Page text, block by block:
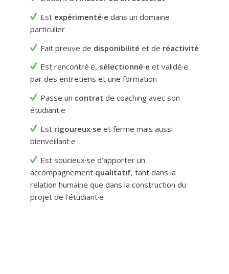
Est expérimenté·e dans un domaine
particulier
Fait preuve de disponibilité et de réactivité
Est rencontré·e, sélectionné·e et validé·e
par des entretiens et une formation
Passe un contrat de coaching avec son
étudiant·e
Est rigoureux·seet ferme mais aussi
bienveillant·e
Est soucieux·se d’apporter un
accompagnement qualitatif, tant dans la
relation humaine que dans la construction du
projet de l’étudiant·e